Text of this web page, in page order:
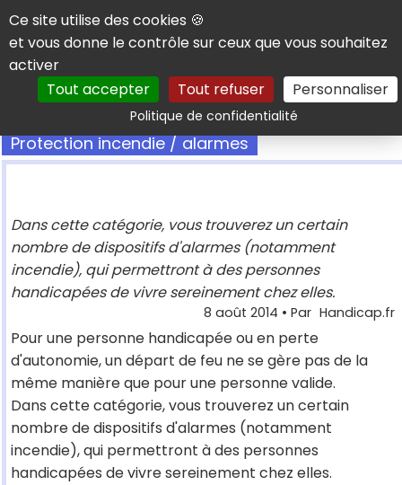
Panneau de gestion des cookies
Ce site utilise des cookies 🍪
et vous donne le contrôle sur ceux que vous souhaitez
activer
Tout accepter
Tout refuser Personnaliser
Politique de confidentialitéRechercher
Protection incendie / alarmes
Dans cette catégorie, vous trouverez un certain
nombre de dispositifs d'alarmes (notamment
incendie), qui permettront à des personnes
handicapées de vivre sereinement chez elles.
8 août 2014 • Par Handicap.fr
Pour une personne handicapée ou en perte
d'autonomie, un départ de feu ne se gère pas de la
même manière que pour une personne valide.
Dans cette catégorie, vous trouverez un certain
nombre de dispositifs d'alarmes (notamment
incendie), qui permettront à des personnes
handicapées de vivre sereinement chez elles.